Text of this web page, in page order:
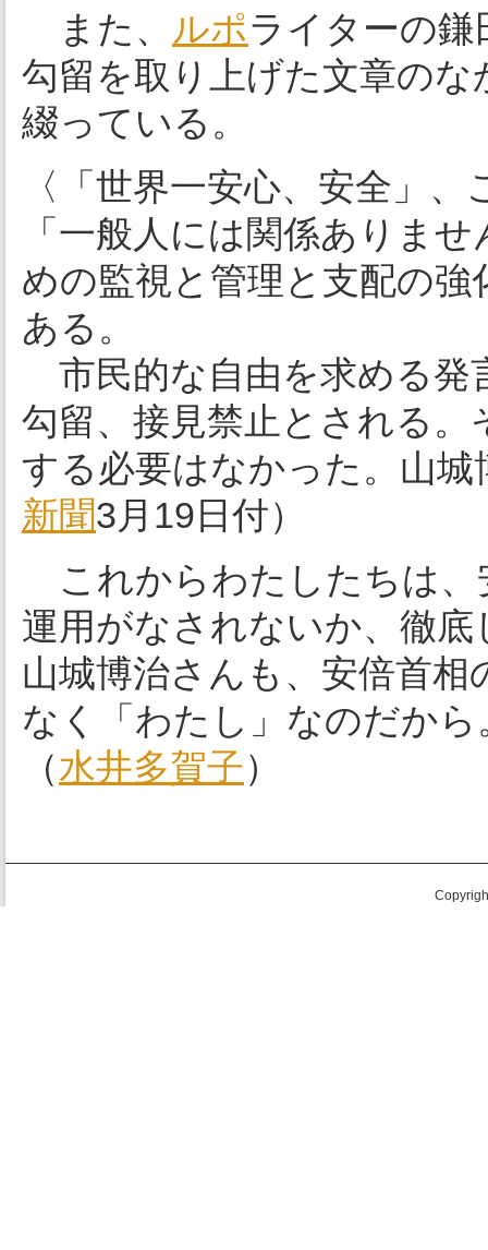
また、 ルポライターの
勾留を取り上げた文章の
綴っている。
〈「世界一安心、安全」
「一般人には関係ありま
めの監視と管理と支配の
ある。
市民的な自由を求める発
勾留、接見禁止とされる
する必要はなかった。山
新聞3月19日付）
これからわたしたちは、
運用がなされないか、徹
山城博治さんも、安倍首
なく「わたし」なのだから
（水井多賀子）